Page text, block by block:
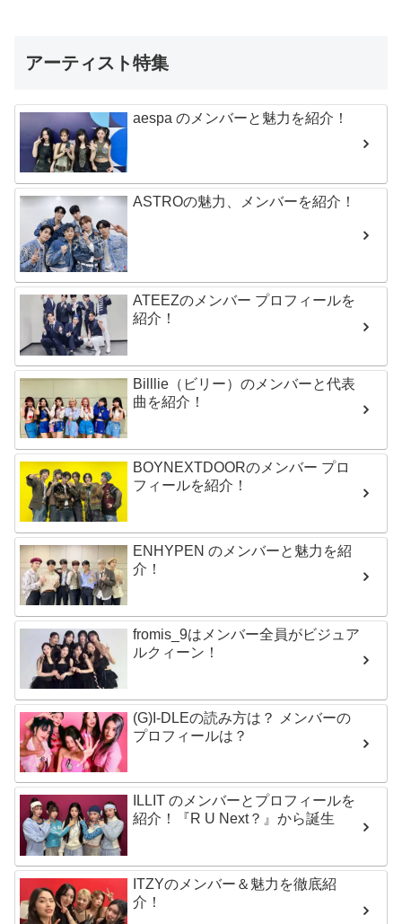
アーティスト特集
aespa のメンバーと魅力を紹介！
ASTROの魅力、メンバーを紹介！
ATEEZのメンバー プロフィールを
紹介！
Billlie（ビリー）のメンバーと代表
曲を紹介！
BOYNEXTDOORのメンバー プロ
フィールを紹介！
ENHYPEN のメンバーと魅力を紹
介！
fromis_9はメンバー全員がビジュア
ルクィーン！
(G)I-DLEの読み方は？ メンバーの
プロフィールは？
ILLIT のメンバーとプロフィールを
紹介！『R U Next？』から誕生
ITZYのメンバー＆魅力を徹底紹
介！